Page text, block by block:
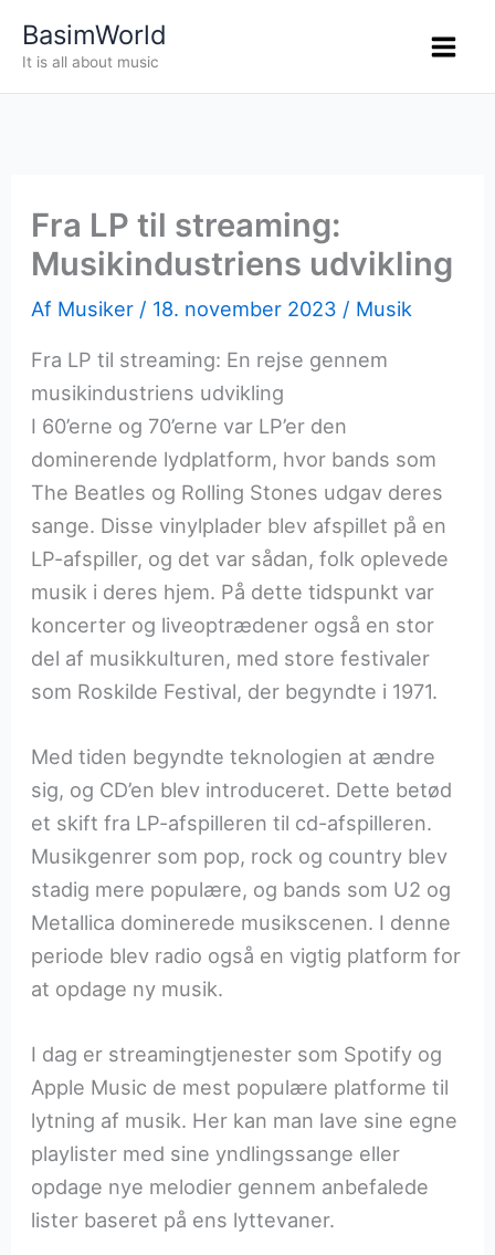
BasimWorld
It is all about music
Fra LP til streaming:
Musikindustriens udvikling
Af Musiker / 18. november 2023 / Musik
Fra LP til streaming: En rejse gennem
musikindustriens udvikling
I 60’erne og 70’erne var LP’er den
dominerende lydplatform, hvor bands som
The Beatles og Rolling Stones udgav deres
sange. Disse vinylplader blev afspillet på en
LP-afspiller, og det var sådan, folk oplevede
musik i deres hjem. På dette tidspunkt var
koncerter og liveoptrædener også en stor
del af musikkulturen, med store festivaler
som Roskilde Festival, der begyndte i 1971.
Med tiden begyndte teknologien at ændre
sig, og CD’en blev introduceret. Dette betød
et skift fra LP-afspilleren til cd-afspilleren.
Musikgenrer som pop, rock og country blev
stadig mere populære, og bands som U2 og
Metallica dominerede musikscenen. I denne
periode blev radio også en vigtig platform for
at opdage ny musik.
I dag er streamingtjenester som Spotify og
Apple Music de mest populære platforme til
lytning af musik. Her kan man lave sine egne
playlister med sine yndlingssange eller
opdage nye melodier gennem anbefalede
lister baseret på ens lyttevaner.